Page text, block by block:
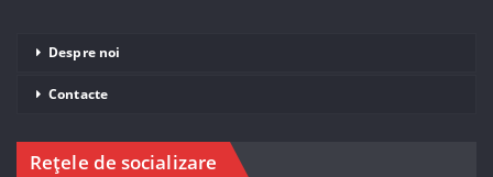
Despre noi
Contacte
Rețele de socializare